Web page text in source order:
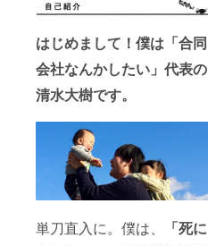
はじめまして！僕は「合同
会社なんかしたい」代表の
清水大樹です。
単刀直入に。僕は、
「死に